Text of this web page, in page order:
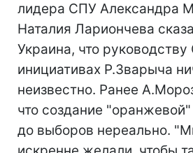
лидера СПУ Александра
Наталия Лариончева
Украина, что
инициативах Р.Зварыча
неизвестно. Ранее
что создание
до выборов нереально.